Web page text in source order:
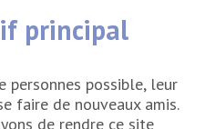
principal
personnes possible, leur
faire de nouveaux amis.
de rendre ce site